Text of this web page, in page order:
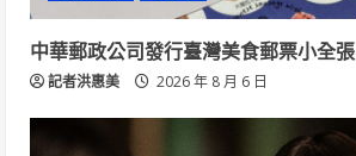
中華郵政公司發行臺灣美食郵票小全張
記者洪惠美 2026 年 8 月 6 日